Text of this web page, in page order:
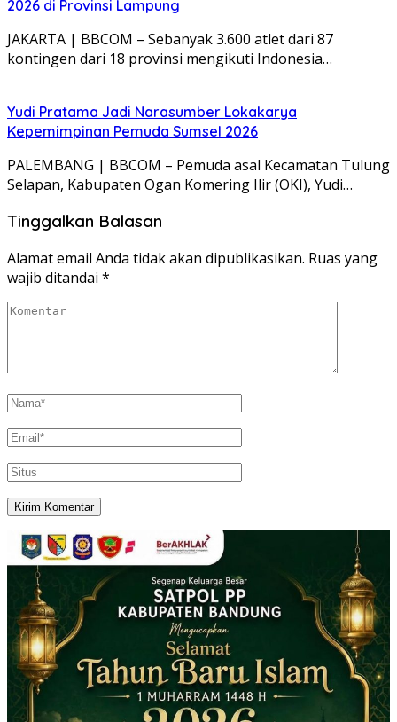
2026 di Provinsi Lampung
JAKARTA | BBCOM – Sebanyak 3.600 atlet dari 87
kontingen dari 18 provinsi mengikuti Indonesia…
Yudi Pratama Jadi Narasumber Lokakarya
Kepemimpinan Pemuda Sumsel 2026
PALEMBANG | BBCOM – Pemuda asal Kecamatan Tulung
Selapan, Kabupaten Ogan Komering Ilir (OKI), Yudi…
Tinggalkan Balasan
Alamat email Anda tidak akan dipublikasikan. Ruas yang
wajib ditandai *